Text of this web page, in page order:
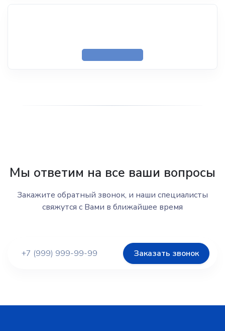
Мы ответим на все ваши вопросы
Закажите обратный звонок, и наши специалисты
свяжутся с Вами в ближайшее время
Заказать звонок